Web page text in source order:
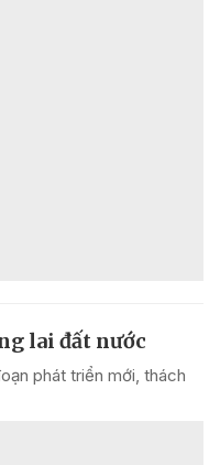
lai đất nước
phát triển mới, thách